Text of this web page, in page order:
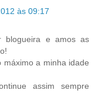
às 09:17
blogueira e amos as
a minha idade
assim sempre